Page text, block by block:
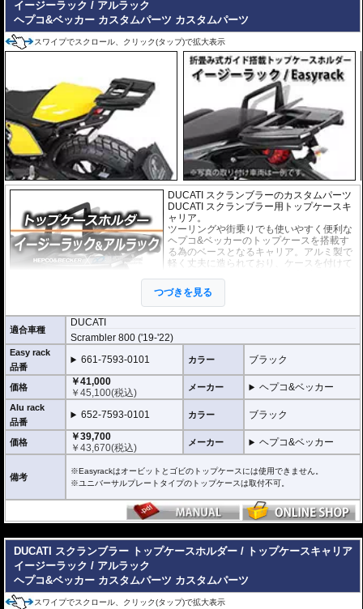
イージーラック / アルラック
ヘプコ&ベッカー カスタムパーツ カスタムパーツ
スワイプでスクロール、クリック(タップ)で拡大表示
DUCATI スクランブラーのカスタムパーツ
DUCATI スクランブラー用トップケースキ
ャリア。
ツーリングや街乗りでも使いやすく便利な
ヘプコ&ベッカーのトップケースを搭載す
る為のベースとなるキャリア。アルミ製で
軽く丈夫に造られており、ケースを付けて
込むデザインです。
２種類のホルダーをラインナップ。
ヘプコ&ベッカー
のトップケースを安全に取り付けるための位置決めガイド
(垂直に立っている部分)が、折りたたみタイプと固定タイプの2種類をラインナ
ップ。お客様の使用スタイルによってお選びいただけます。
折りたたみタイプ Easy rack / イージーラック
位置決めガイドが折りたたみ式のため、簡単にフラットな簡易キャリアとなり
ます。
トップケースを必要としないような、ちょっとした荷物を載せる場合に便利で
す。
固定タイプ Alu rack / アルラック
位置決めガイドがボルトで固定されたタイプ。取り外せばフラットな簡易キャ
リアとなります。
ケースを取り付けたまま使用することが多い場合にお勧め。
リーズナブルな価格も魅力。
その他、付属の取付用フレームなどは共通です。
高耐久パウダー塗装仕上げ。
※写真のEasylackは位置決めガイドを折りたたんだ状態、Alurackは位置決めガ
イドを取り付けた状態です。
ヘプコ&ベッカーのトップケースはこちらからご確認下さい。
つづきを見る
適合車種
DUCATI
Scrambler 800 ('19-'22)
Easy rack
品番
661-7593-0101 カラー ブラック
価格
￥41,000
￥45,100(税込) メーカー ヘプコ&ベッカー
Alu rack
品番
652-7593-0101 カラー ブラック
価格
￥39,700
￥43,670(税込) メーカー ヘプコ&ベッカー
備考
※Easyrackはオービットとゴビのトップケースには使用できません。
※ユニバーサルプレートタイプのトップケースは取付不可。
DUCATI スクランブラー トップケースホルダー / トップケースキャリア
イージーラック / アルラック
ヘプコ&ベッカー カスタムパーツ カスタムパーツ
スワイプでスクロール、クリック(タップ)で拡大表示